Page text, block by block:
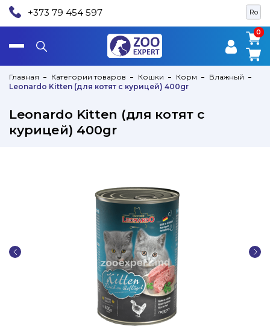
Ro
+373 79 454 597
0
0
Главная Категории товаров Кошки Корм
Влажный
Leonardo Kitten (для котят c курицей) 400gr
Leonardo Kitten (для котят c
курицей) 400gr